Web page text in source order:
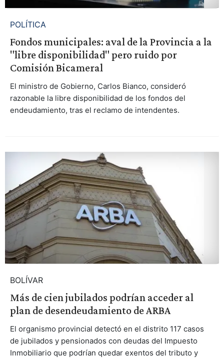
POLÍTICA
Fondos municipales: aval de la Provincia a la
"libre disponibilidad" pero ruido por
Comisión Bicameral
El ministro de Gobierno, Carlos Bianco, consideró
razonable la libre disponibilidad de los fondos del
endeudamiento, tras el reclamo de intendentes.
BOLÍVAR
Más de cien jubilados podrían acceder al
plan de desendeudamiento de ARBA
El organismo provincial detectó en el distrito 117 casos
de jubilados y pensionados con deudas del Impuesto
Inmobiliario que podrían quedar exentos del tributo y